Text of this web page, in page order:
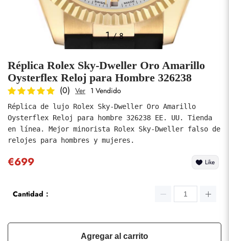
1/8
Réplica Rolex Sky-Dweller Oro Amarillo
Oysterflex Reloj para Hombre 326238
(0) Ver 1 Vendido
Réplica de lujo Rolex Sky-Dweller Oro Amarillo
Oysterflex Reloj para hombre 326238 EE. UU. Tienda
en línea. Mejor minorista Rolex Sky-Dweller falso de
relojes para hombres y mujeres.
€699 Like
Cantidad：
Agregar al carrito
enviar